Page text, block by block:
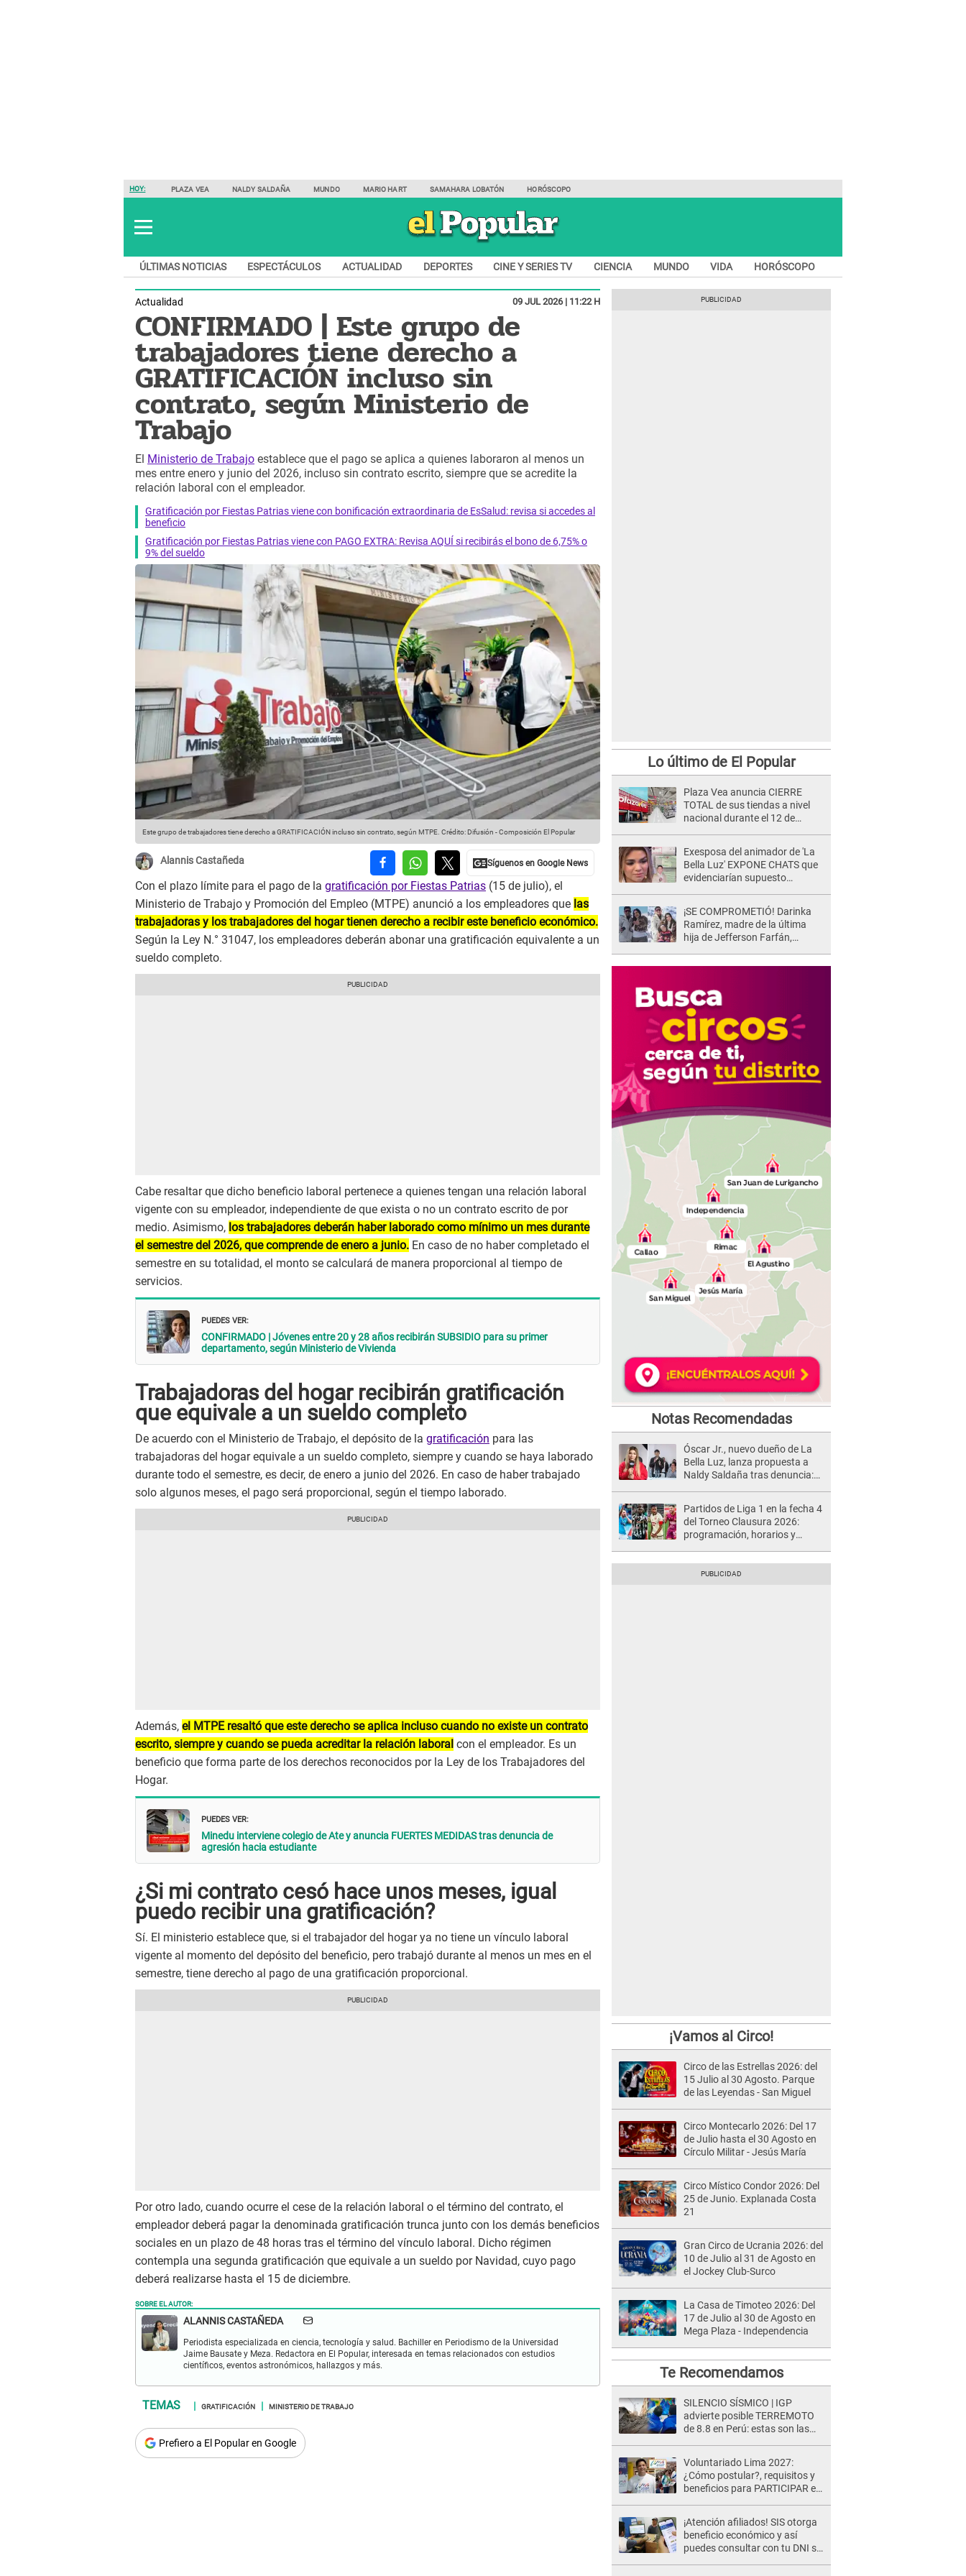
HOY: PLAZA VEA NALDY SALDAÑA MUNDO MARIO HART SAMAHARA LOBATÓN HORÓSCOPO
ÚLTIMAS NOTICIAS ESPECTÁCULOS ACTUALIDAD DEPORTES CINE Y SERIES TV CIENCIA MUNDO VIDA HORÓSCOPO
Actualidad 09 JUL 2026 | 11:22 H
CONFIRMADO | Este grupo de
trabajadores tiene derecho a
GRATIFICACIÓN incluso sin
contrato, según Ministerio de
Trabajo
El Ministerio de Trabajo establece que el pago se aplica a quienes laboraron al menos un
mes entre enero y junio del 2026, incluso sin contrato escrito, siempre que se acredite la
relación laboral con el empleador.
Gratificación por Fiestas Patrias viene con bonificación extraordinaria de EsSalud: revisa si accedes al
beneficio
Gratificación por Fiestas Patrias viene con PAGO EXTRA: Revisa AQUÍ si recibirás el bono de 6,75% o
9% del sueldo
Este grupo de trabajadores tiene derecho a GRATIFICACIÓN incluso sin contrato, según MTPE. Crédito: Difusión - Composición El Popular
Alannis Castañeda
Con el plazo límite para el pago de la gratificación por Fiestas Patrias (15 de julio), el
Ministerio de Trabajo y Promoción del Empleo (MTPE) anunció a los empleadores que las
trabajadoras y los trabajadores del hogar tienen derecho a recibir este beneficio económico.
Según la Ley N.° 31047, los empleadores deberán abonar una gratificación equivalente a un
sueldo completo.
Cabe resaltar que dicho beneficio laboral pertenece a quienes tengan una relación laboral
vigente con su empleador, independiente de que exista o no un contrato escrito de por
medio. Asimismo, los trabajadores deberán haber laborado como mínimo un mes durante
el semestre del 2026, que comprende de enero a junio. En caso de no haber completado el
semestre en su totalidad, el monto se calculará de manera proporcional al tiempo de
servicios.
PUEDES VER:
CONFIRMADO | Jóvenes entre 20 y 28 años recibirán SUBSIDIO para su primer
departamento, según Ministerio de Vivienda
Trabajadoras del hogar recibirán gratificación
que equivale a un sueldo completo
De acuerdo con el Ministerio de Trabajo, el depósito de la gratificación para las
trabajadoras del hogar equivale a un sueldo completo, siempre y cuando se haya laborado
durante todo el semestre, es decir, de enero a junio del 2026. En caso de haber trabajado
solo algunos meses, el pago será proporcional, según el tiempo laborado.
Además, el MTPE resaltó que este derecho se aplica incluso cuando no existe un contrato
escrito, siempre y cuando se pueda acreditar la relación laboral con el empleador. Es un
beneficio que forma parte de los derechos reconocidos por la Ley de los Trabajadores del
Hogar.
PUEDES VER:
Minedu interviene colegio de Ate y anuncia FUERTES MEDIDAS tras denuncia de
agresión hacia estudiante
¿Si mi contrato cesó hace unos meses, igual
puedo recibir una gratificación?
Sí. El ministerio establece que, si el trabajador del hogar ya no tiene un vínculo laboral
vigente al momento del depósito del beneficio, pero trabajó durante al menos un mes en el
semestre, tiene derecho al pago de una gratificación proporcional.
Por otro lado, cuando ocurre el cese de la relación laboral o el término del contrato, el
empleador deberá pagar la denominada gratificación trunca junto con los demás beneficios
sociales en un plazo de 48 horas tras el término del vínculo laboral. Dicho régimen
contempla una segunda gratificación que equivale a un sueldo por Navidad, cuyo pago
deberá realizarse hasta el 15 de diciembre.
SOBRE EL AUTOR:
ALANNIS CASTAÑEDA
Periodista especializada en ciencia, tecnología y salud. Bachiller en Periodismo de la Universidad
Jaime Bausate y Meza. Redactora en El Popular, interesada en temas relacionados con estudios
científicos, eventos astronómicos, hallazgos y más.
GRATIFICACIÓN MINISTERIO DE TRABAJO
Prefiero a El Popular en Google
Lo último de El Popular
Plaza Vea anuncia CIERRE
TOTAL de sus tiendas a nivel
nacional durante el 12 de
Exesposa del animador de 'La
Bella Luz' EXPONE CHATS que
evidenciarían supuesto
Saldaña, pese a tener pareja
¡SE COMPROMETIÓ! Darinka
Ramírez, madre de la última
hija de Jefferson Farfán,
Notas Recomendadas
Óscar Jr., nuevo dueño de La
Bella Luz, lanza propuesta a
Naldy Saldaña tras denuncia:
Partidos de Liga 1 en la fecha 4
del Torneo Clausura 2026:
programación, horarios y
¡Vamos al Circo!
Circo de las Estrellas 2026: del
15 Julio al 30 Agosto. Parque
de las Leyendas - San Miguel
Circo Montecarlo 2026: Del 17
de Julio hasta el 30 Agosto en
Círculo Militar - Jesús María
Circo Místico Condor 2026: Del
25 de Junio. Explanada Costa
21
Gran Circo de Ucrania 2026: del
10 de Julio al 31 de Agosto en
el Jockey Club-Surco
La Casa de Timoteo 2026: Del
17 de Julio al 30 de Agosto en
Mega Plaza - Independencia
Te Recomendamos
SILENCIO SÍSMICO | IGP
advierte posible TERREMOTO
de 8.8 en Perú: estas son las
Voluntariado Lima 2027:
¿Cómo postular?, requisitos y
beneficios para PARTICIPAR en
¡Atención afiliados! SIS otorga
beneficio económico y así
puedes consultar con tu DNI si